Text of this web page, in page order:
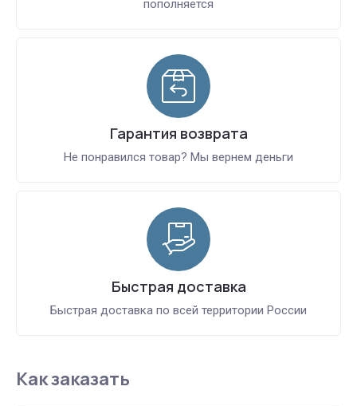
пополняется
Гарантия возврата
Не понравился товар? Мы вернем деньги
Быстрая доставка
Быстрая доставка по всей территории России
Как заказать